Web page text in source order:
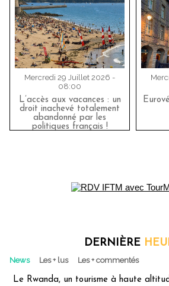
Mercredi 29 Juillet 2026 -
08:00
L’accès aux vacances : un
droit inachevé totalement
abandonné par les
politiques français !
DERNIÈRE
News Les + lus Les + commentés
Le Rwanda, un tourisme à haute